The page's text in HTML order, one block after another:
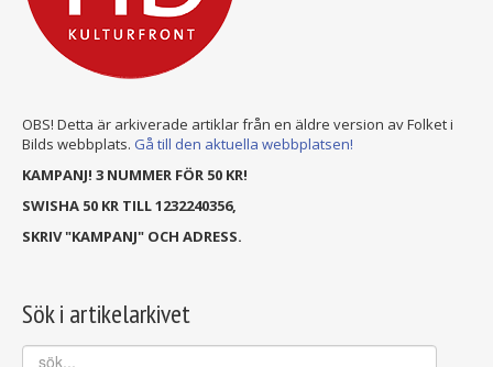
OBS! Detta är arkiverade artiklar från en äldre version av Folket i
Bilds webbplats. Gå till den aktuella webbplatsen!
KAMPANJ! 3 NUMMER FÖR 50 KR!
SWISHA 50 KR TILL 1232240356,
SKRIV "KAMPANJ" OCH ADRESS.
Sök i artikelarkivet
sök...